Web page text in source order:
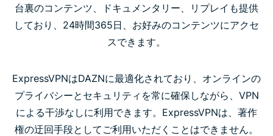
台裏のコンテンツ、ドキュメンタリー、リプレイも提供
しており、24時間365日、お好みのコンテンツにアクセ
スできます。
ExpressVPNはDAZNに最適化されており、オンラインの
プライバシーとセキュリティを常に確保しながら、VPN
による干渉なしに利用できます。ExpressVPNは、著作
権の迂回手段としてご利用いただくことはできません。